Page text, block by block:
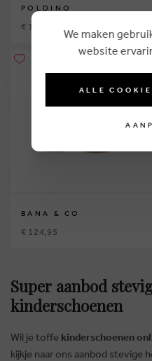
POLDINO
€ 129,95
BANA & CO
€ 124,95
Super aanbod
kinderschoenen
Wil je toffe kinderschoenen
kijkje naar ons aanbod stevige
We maken
website
ALLE